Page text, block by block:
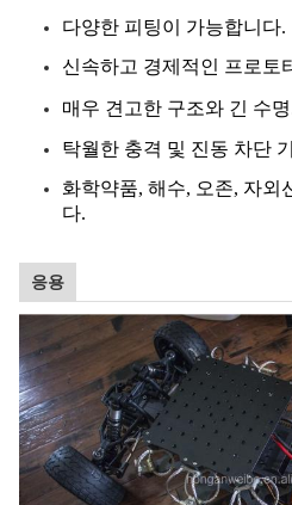
다양한 피팅이 가능합니다.
신속하고 경제적인 프로토
매우 견고한 구조와 긴 수
탁월한 충격 및 진동 차단
화학약품, 해수, 오존, 자외
다.
응용